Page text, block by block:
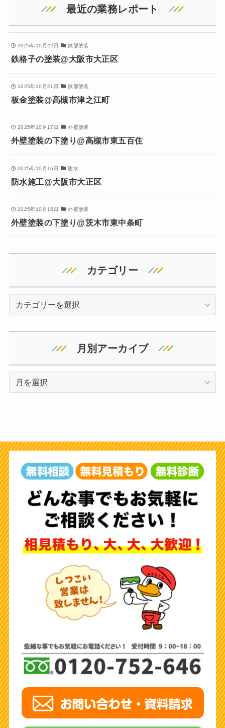
最近の業務レポート
2025年10月22日 鉄部塗装
鉄格子の塗装@大阪市大正区
2025年10月21日 鉄部塗装
板金塗装@高槻市津之江町
2025年10月17日 外壁塗装
外壁塗装の下塗り@高槻市東五百住
2025年10月16日 防水
防水施工@大阪市大正区
2025年10月15日 外壁塗装
外壁塗装の下塗り@茨木市東中条町
カテゴリー
月別アーカイブ